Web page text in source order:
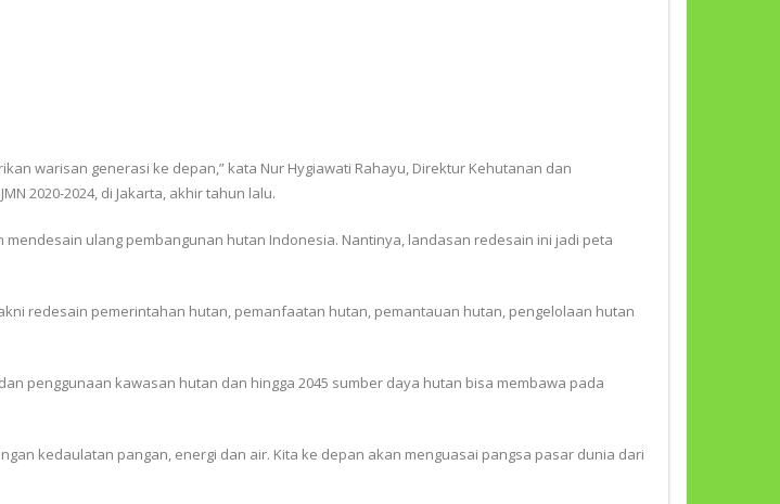
warisan generasi ke depan,” kata Nur Hygiawati Rahayu, Direktur Kehutanan dan
2020-2024, di Jakarta, akhir tahun lalu.
mendesain ulang pembangunan hutan Indonesia. Nantinya, landasan redesain ini jadi peta
redesain pemerintahan hutan, pemanfaatan hutan, pemantauan hutan, pengelolaan hutan
penggunaan kawasan hutan dan hingga 2045 sumber daya hutan bisa membawa pada
kedaulatan pangan, energi dan air. Kita ke depan akan menguasai pangsa pasar dunia dari